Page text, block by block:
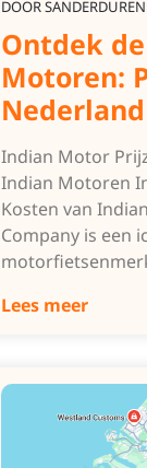
DOOR
Ontdek
Motoren:
Nederland
Indian Motor
Indian Motoren
Kosten van
Company is een
Lees meer